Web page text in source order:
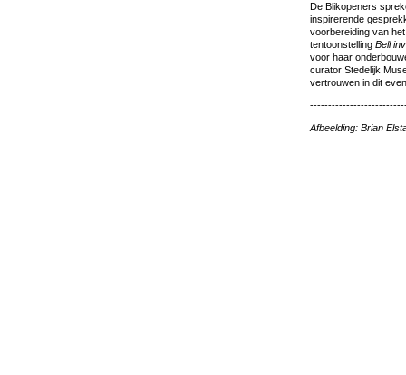
De Blikopeners
inspirerende
voorbereiding van
tentoonstelling Bell
voor haar
curator Stedelijk
vertrouwen in dit
Afbeelding: Brian